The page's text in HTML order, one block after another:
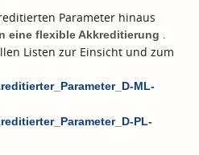
Parameter hinaus
eine flexible Akkreditierung .
Listen zur Einsicht und zum
ML-
PL-